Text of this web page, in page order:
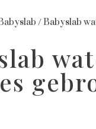
/ Babyslab